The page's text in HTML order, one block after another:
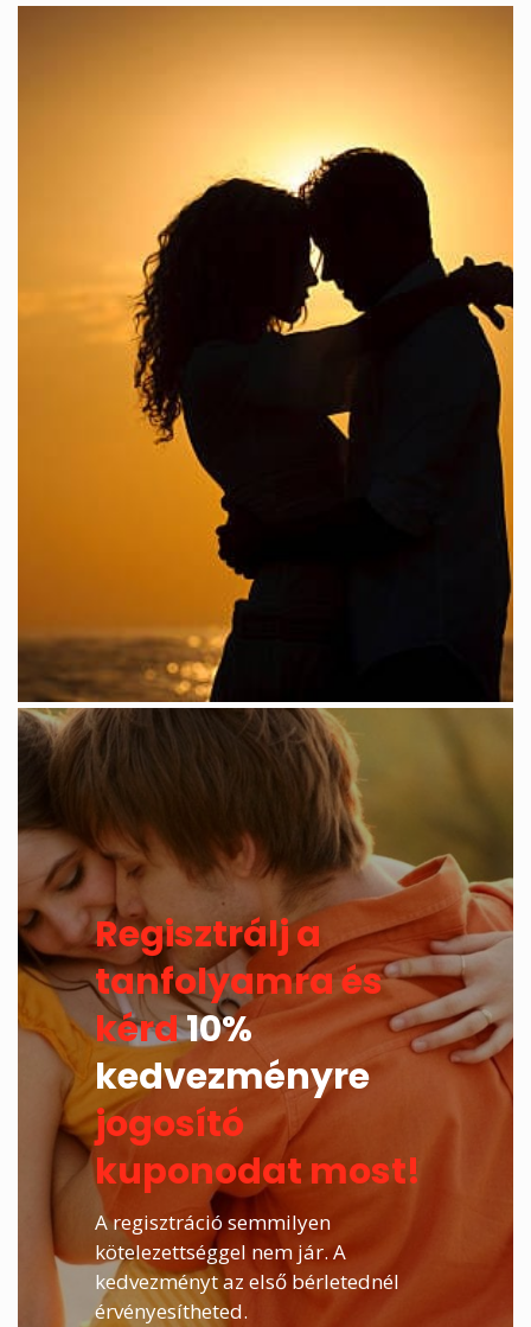
Regisztrálj a
tanfolyamra és
kérd10%
kedvezményre
jogosító
kuponodat most!
A regisztráció semmilyen
kötelezettséggel nem jár. A
kedvezményt az első bérletednél
érvényesítheted.